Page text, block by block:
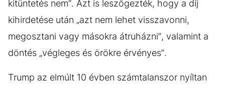
kitüntetés nem”. Azt is leszögezték, hogy a díj
kihirdetése után „azt nem lehet visszavonni,
megosztani vagy másokra átruházni”, valamint a
döntés „végleges és örökre érvényes”.
Trump az elmúlt 10 évben számtalanszor nyíltan